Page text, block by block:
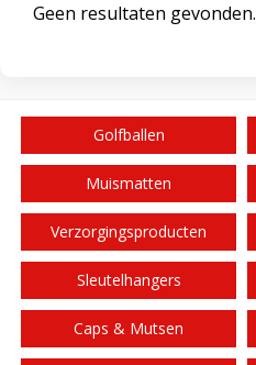
Geen resultaten gevonden.
Golfballen
Muismatten
Verzorgingsproducten
Sleutelhangers
Caps & Mutsen